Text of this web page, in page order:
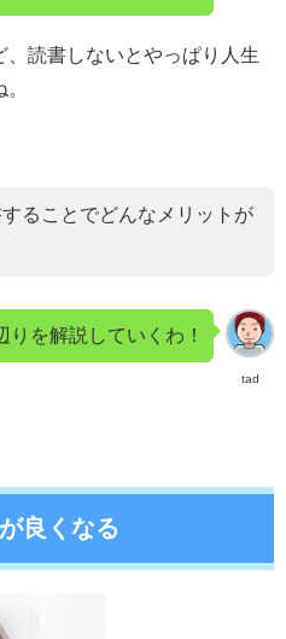
、読書しないとやっぱり人生
ることでどんなメリットが
tad
りを解説していくわ！
良くなる